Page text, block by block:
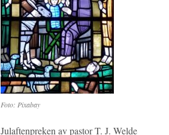
Foto: Pixabay
Julaftenpreken av pastor T. J. Welde